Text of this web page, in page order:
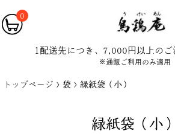
0
1配送先につき、7,000円以上のご
※通販ご利用のみ適用
トップページ 袋 緑紙袋（小）
緑紙袋（小）